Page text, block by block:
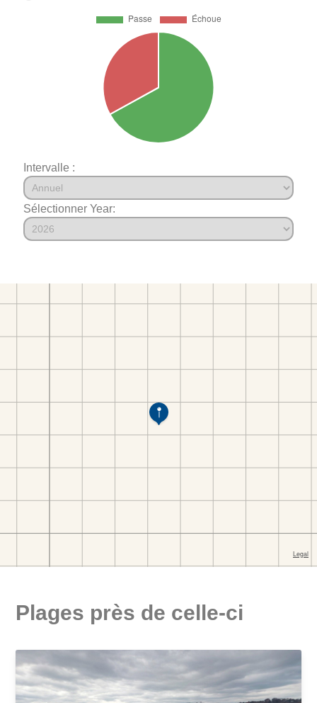
Intervalle :
Sélectionner Year:
Plages près de celle-ci